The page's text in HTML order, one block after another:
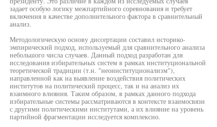
задает особую логику межпартийного соревнования и требует
включения в качестве дополнительного фактора в сравнительный
анализ.
Методологическую основу диссертации составил историко-
эмпирический подход, используемый для сравнительного анализа
небольшого числа случаев. Данный подход разработан для
исследования избирательных систем в рамках институциональной
теоретической традиции (т.н. "неоинституционализм"),
направленной как на выявление воздействия политических
институтов на политический процесс, так и на анализ их
взаимного влияния. Таким образом, в рамках данного подхода
избирательные системы рассматриваются в контексте взаимосвязи
с другими политическими институтами, а их влияние на уровень
партийной фрагментации исследуется комплексно.